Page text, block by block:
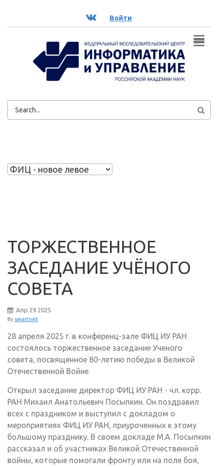
ВК Войти
ФОРМА
ТОРЖЕСТВЕННОЕ
ЗАСЕДАНИЕ УЧЁНОГО
СОВЕТА
Апр 29 2025
By smartnet
28 апреля 2025 г. в конференц-зале ФИЦ ИУ РАН
состоялось торжественное заседание Ученого
совета, посвященное 80-летию победы в Великой
Отечественной Войне.
Открыл заседание директор ФИЦ ИУ РАН - чл. корр.
РАН Михаил Анатольевич Посыпкин. Он поздравил
всех с праздником и выступил с докладом о
мероприятиях ФИЦ ИУ РАН, приуроченных к этому
большому празднику. В своем докладе М.А. Посыпкин
рассказал и об участниках Великой Отечественной
войны, которые помогали фронту или на поле боя,